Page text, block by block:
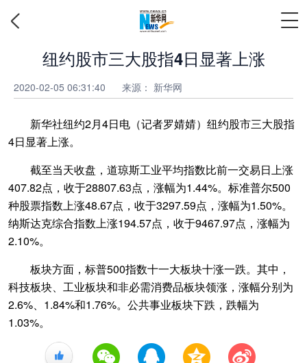
纽约股市三大股指4日显著上涨
2020-02-05 06:31:40 来源： 新华网
新华社纽约2月4日电（记者罗婧婧）纽约股市三大股指
4日显著上涨。
截至当天收盘，道琼斯工业平均指数比前一交易日上涨
407.82点，收于28807.63点，涨幅为1.44%。标准普尔500
种股票指数上涨48.67点，收于3297.59点，涨幅为1.50%。
纳斯达克综合指数上涨194.57点，收于9467.97点，涨幅为
2.10%。
板块方面，标普500指数十一大板块十涨一跌。其中，
科技板块、工业板块和非必需消费品板块领涨，涨幅分别为
2.6%、1.84%和1.76%。公共事业板块下跌，跌幅为
1.03%。
+1